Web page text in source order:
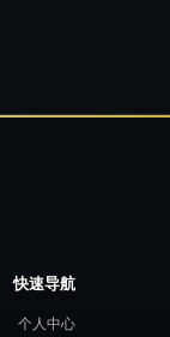
快速导航
个人中心